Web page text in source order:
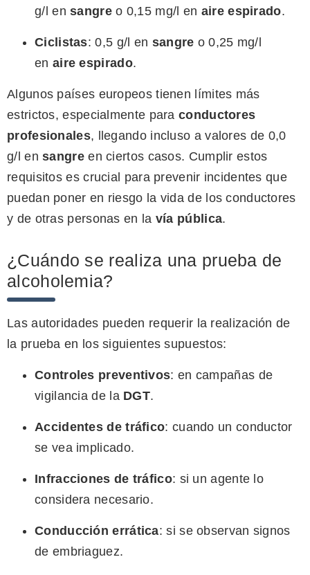
g/l ensangreo 0,15 mg/l en aire espirado.
Ciclistas: 0,5 g/l en sangre o 0,25 mg/l
en aire espirado.
Algunos países europeos tienen límites más
estrictos, especialmente paraconductores
profesionales, llegando incluso a valores de 0,0
g/l ensangreen ciertos casos. Cumplir estos
requisitos es crucial para prevenir incidentes que
puedan poner en riesgo la vida de los conductores
y de otras personas en la vía pública.
¿Cuándo se realiza una prueba de
alcoholemia?
Las autoridades pueden requerir la realización de
la prueba en los siguientes supuestos:
Controles preventivos: en campañas de
vigilancia de la DGT.
Accidentes de tráfico: cuando un conductor
se vea implicado.
Infracciones de tráfico: si un agente lo
considera necesario.
Conducción errática: si se observan signos
de embriaguez.